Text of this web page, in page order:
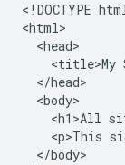
<!DOCTYPE
<html>
  <head>
<title>My
  </head>
  <body>
<h1>All
<p>This
  </body>